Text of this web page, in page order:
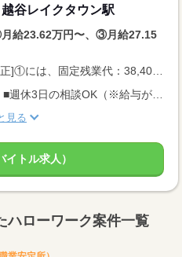
谷レイクタウン駅
給23.62万円〜、③月給27.15
見る
イトル求人）
ハローワーク案件一覧